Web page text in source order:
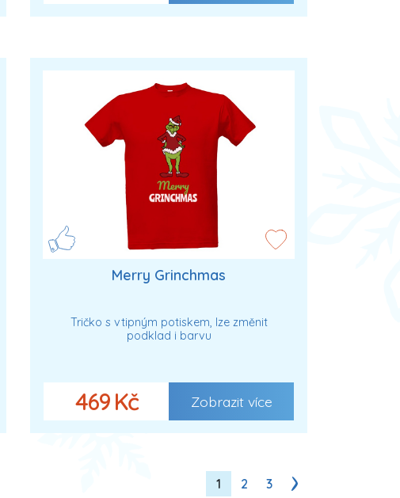
Merry Grinchmas
Tričko s vtipným potiskem, lze změnit
podklad i barvu
469 Kč Zobrazit více
1 2 3